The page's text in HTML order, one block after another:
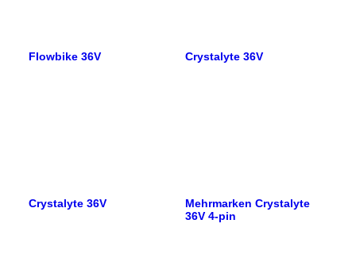
Flowbike 36V Crystalyte 36V
Crystalyte 36V
Mehrmarken Crystalyte
36V 4-pin